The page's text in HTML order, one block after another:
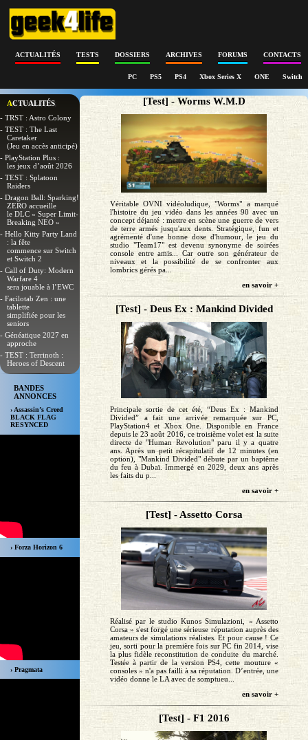
ACTUALITÉS TESTS DOSSIERS ARCHIVES FORUMS CONTACTS
PC PS5 PS4 Xbox Series X ONE Switch
ACTUALITÉS
- TRST : Astro Colony
- TEST : The Last
Caretaker
(Jeu en accès anticipé)
- PlayStation Plus :
les jeux d’août 2026
- TEST : Splatoon
Raiders
- Dragon Ball: Sparking!
ZERO accueille
le DLC « Super Limit-
Breaking NEO »
- Hello Kitty Party Land
: la fête
commence sur Switch
et Switch 2
- Call of Duty: Modern
Warfare 4
sera jouable à l’EWC
- Facilotab Zen : une
tablette
simplifiée pour les
seniors
- Généatique 2027 en
approche
- TEST : Terrinoth :
Heroes of Descent
BANDES
ANNONCES
› Assassin’s Creed
BLACK FLAG
RESYNCED
› Forza Horizon 6
› Pragmata
[Test] - Worms W.M.D
Véritable OVNI vidéoludique, "Worms" a marqué
l'histoire du jeu vidéo dans les années 90 avec un
concept déjanté : mettre en scène une guerre de vers
de terre armés jusqu'aux dents. Stratégique, fun et
agrémenté d'une bonne dose d'humour, le jeu du
studio "Team17" est devenu synonyme de soirées
console entre amis... Car outre son générateur de
niveaux et la possibilité de se confronter aux
lombrics gérés pa...
en savoir +
[Test] - Deus Ex : Mankind Divided
Principale sortie de cet été, “Deus Ex : Mankind
Divided” a fait une arrivée remarquée sur PC,
PlayStation4 et Xbox One. Disponible en France
depuis le 23 août 2016, ce troisième volet est la suite
directe de "Human Revolution" paru il y a quatre
ans. Après un petit récapitulatif de 12 minutes (en
option), "Mankind Divided" débute par un baptême
du feu à Dubaï. Immergé en 2029, deux ans après
les faits du p...
en savoir +
[Test] - Assetto Corsa
Réalisé par le studio Kunos Simulazioni, « Assetto
Corsa » s'est forgé une sérieuse réputation auprès des
amateurs de simulations réalistes. Et pour cause ! Ce
jeu, sorti pour la première fois sur PC fin 2014, vise
la plus fidèle reconstitution de conduite du marché.
Testée à partir de la version PS4, cette mouture «
consoles » n'a pas failli à sa réputation. D’entrée, une
vidéo donne le LA avec de somptueu...
en savoir +
[Test] - F1 2016